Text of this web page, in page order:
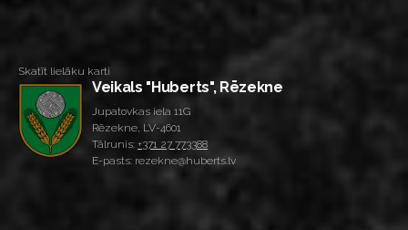
Skatīt lielāku karti
Veikals "Huberts", Rēzekne
Jupatovkas iela 11G
Rēzekne, LV-4601
Tālrunis: +371 27 773388
E-pasts: rezekne@huberts.lv